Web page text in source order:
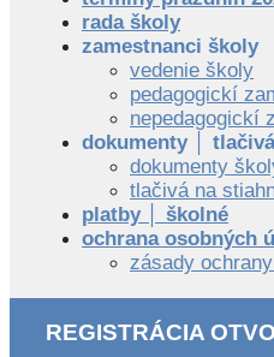
rada školy
zamestnanci školy
vedenie školy
pedagogickí
nepedagogickí
dokumenty │
dokumenty
tlačivá na
platby │ školné
ochrana osobných
zásady
REGISTRÁCIA